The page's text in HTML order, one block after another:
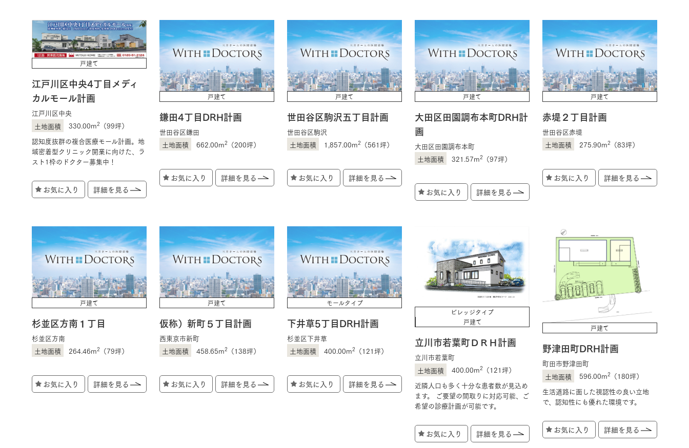
戸建て
江戸川区中央4丁目メディ
カルモール計画
江戸川区中央
330.00m2 （99坪）
認知度抜群の複合医療モール計画。地
域密着型クリニック開業に向けた、ラ
スト1枠のドクター募集中！
お気に入り 詳細を見る
戸建て
鎌田4丁目DRH計画
世田谷区鎌田
662.00m2 （200坪）
お気に入り 詳細を見る
戸建て
世田谷区駒沢五丁目計画
世田谷区駒沢
1,857.00m2 （561坪）
お気に入り 詳細を見る
戸建て
大田区田園調布本町DRH計
画
大田区田園調布本町
321.57m2 （97坪）
お気に入り 詳細を見る
戸建て
赤堤２丁目計画
世田谷区赤堤
275.90m2 （83坪）
お気に入り 詳細を見る
戸建て
杉並区方南１丁目
杉並区方南
264.46m2 （79坪）
お気に入り 詳細を見る
戸建て
仮称）新町５丁目計画
西東京市新町
458.65m2 （138坪）
お気に入り 詳細を見る
モールタイプ
下井草5丁目DRH計画
杉並区下井草
400.00m2 （121坪）
お気に入り 詳細を見る
ビレッジタイプ
戸建て
立川市若葉町ＤＲＨ計画
立川市若葉町
400.00m2 （121坪）
近隣人口も多く十分な患者数が見込め
ます。 ご要望の間取りに対応可能、ご
希望の診療計画が可能です。
お気に入り 詳細を見る
戸建て
野津田町DRH計画
町田市野津田町
596.00m2 （180坪）
生活道路に面した視認性の良い立地
で、認知性にも優れた環境です。
お気に入り 詳細を見る